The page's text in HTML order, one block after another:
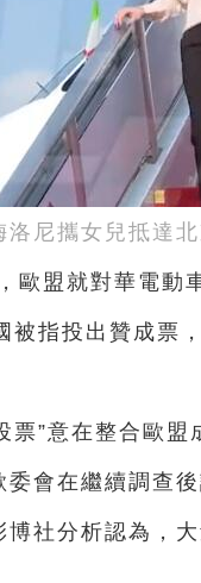
洛尼攜女兒抵達
歐盟就對華電動
被指投出贊成票
票”意在整合歐
委會在繼續調查
博社分析認為，